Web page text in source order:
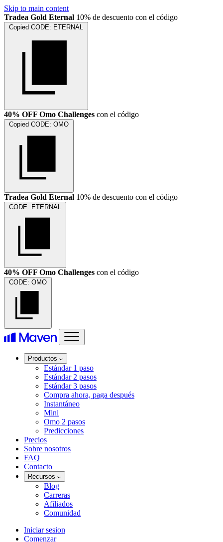
Skip to main content
Tradea Gold Eternal 10% de descuento con el código
Copied CODE: ETERNAL
40% OFF Omo Challenges con el código
Copied CODE: OMO
Tradea Gold Eternal 10% de descuento con el código
CODE: ETERNAL
40% OFF Omo Challenges con el código
CODE: OMO
Productos
Estándar 1 paso
Estándar 2 pasos
Estándar 3 pasos
Compra ahora, paga después
Instantáneo
Mini
Omo 2 pasos
Predicciones
Precios
Sobre nosotros
FAQ
Contacto
Recursos
Blog
Carreras
Afiliados
Comunidad
Iniciar sesion
Comenzar